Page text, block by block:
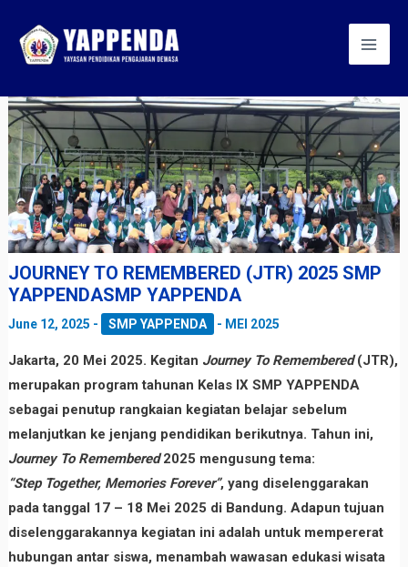
content
JOURNEY TO REMEMBERED (JTR) 2025 SMP
YAPPENDASMP YAPPENDA
June 12, 2025 - SMP YAPPENDA - MEI 2025
Jakarta, 20 Mei 2025. Kegitan Journey To Remembered(JTR),
merupakan program tahunan Kelas IX SMP YAPPENDA
sebagai penutup rangkaian kegiatan belajar sebelum
melanjutkan ke jenjang pendidikan berikutnya. Tahun ini,
Journey To Remembered2025 mengusung tema:
“Step Together, Memories Forever”, yang diselenggarakan
pada tanggal 17 – 18 Mei 2025 di Bandung. Adapun tujuan
diselenggarakannya kegiatan ini adalah untuk mempererat
hubungan antar siswa, menambah wawasan edukasi wisata
navigation